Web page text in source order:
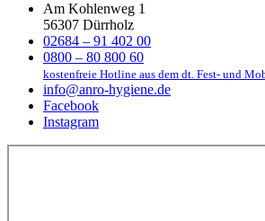
Am Kohlenweg 1
56307 Dürrholz
02684 – 91 402 00
0800 – 80 800 60
kostenfreie Hotline aus dem dt. Fest- und
info@anro-hygiene.de
Facebook
Instagram